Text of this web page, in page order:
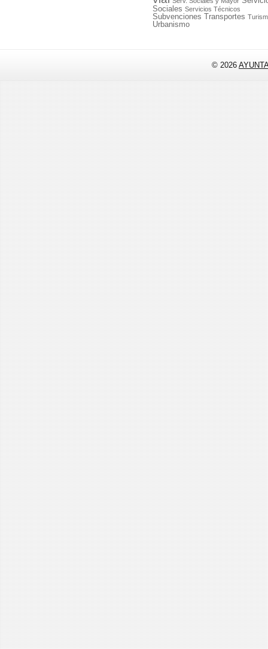
Sociales Servicios Técnicos
Subvenciones Transportes
Urbanismo
© 2026